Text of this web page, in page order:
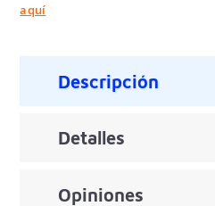
aquí
Descripción
Detalles
Opiniones